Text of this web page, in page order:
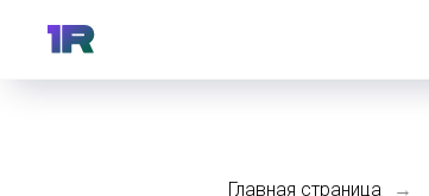
Главная страница →